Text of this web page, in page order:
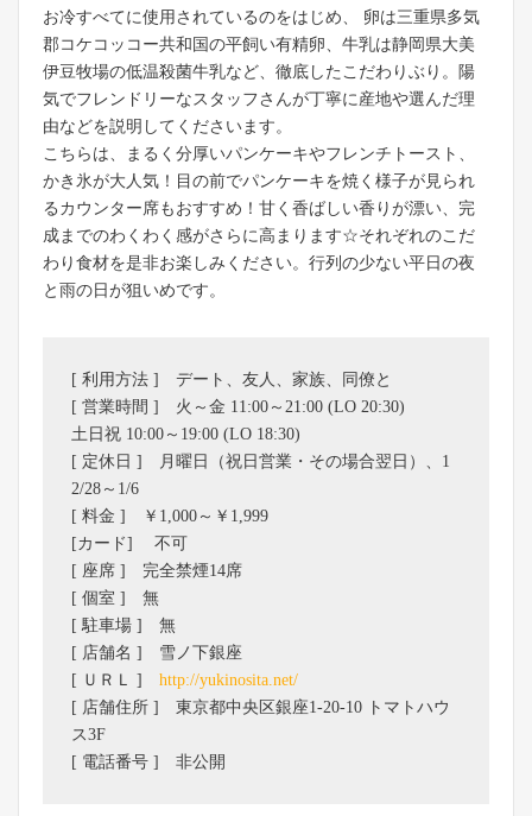
お冷すべてに使用されているのをはじめ、 卵は三重県多気
郡コケコッコー共和国の平飼い有精卵、牛乳は静岡県大美
伊豆牧場の低温殺菌牛乳など、徹底したこだわりぶり。陽
気でフレンドリーなスタッフさんが丁寧に産地や選んだ理
由などを説明してくださいます。
こちらは、まるく分厚いパンケーキやフレンチトースト、
かき氷が大人気！目の前でパンケーキを焼く様子が見られ
るカウンター席もおすすめ！甘く香ばしい香りが漂い、完
成までのわくわく感がさらに高まります☆それぞれのこだ
わり食材を是非お楽しみください。行列の少ない平日の夜
と雨の日が狙いめです。
[ 利用方法 ] デート、友人、家族、同僚と
[ 営業時間 ] 火～金 11:00～21:00 (LO 20:30)
土日祝 10:00～19:00 (LO 18:30)
[ 定休日 ] 月曜日（祝日営業・その場合翌日）、1
2/28～1/6
[ 料金 ] ￥1,000～￥1,999
[カード] 不可
[ 座席 ] 完全禁煙14席
[ 個室 ] 無
[ 駐車場 ] 無
[ 店舗名 ] 雪ノ下銀座
[ ＵＲＬ ] http://yukinosita.net/
[ 店舗住所 ] 東京都中央区銀座1-20-10 トマトハウ
ス3F
[ 電話番号 ] 非公開